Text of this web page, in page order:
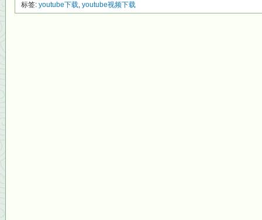
标签: youtube下载, youtube视频下载